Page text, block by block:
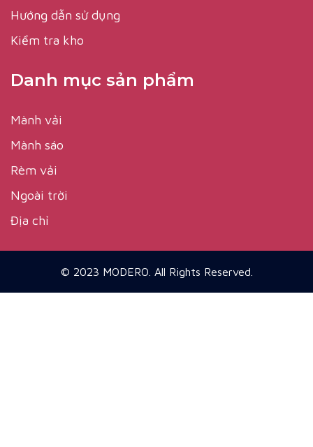
Hướng dẫn sử dụng
Kiểm tra kho
Danh mục sản phẩm
Mành vải
Mành sáo
Rèm vải
Ngoài trời
Địa chỉ
© 2023 MODERO. All Rights Reserved.